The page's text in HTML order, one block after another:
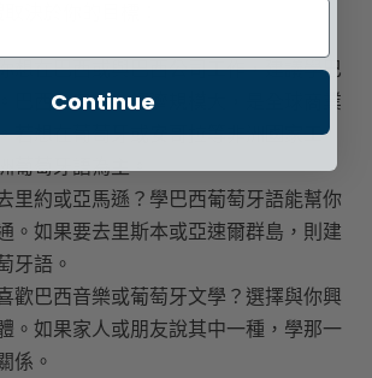
決於你的目標：
想在巴西或與巴西公司工作，建議學巴
巴西人口多、經濟規模大，是全球商業
若想在葡萄牙或安哥拉等非洲國家工
葡萄牙語為主。
里約或亞馬遜？學巴西葡萄牙語能幫你
。如果要去里斯本或亞速爾群島，則建
牙語。
歡巴西音樂或葡萄牙文學？選擇與你興
。如果家人或朋友說其中一種，學那一
係。
Continue